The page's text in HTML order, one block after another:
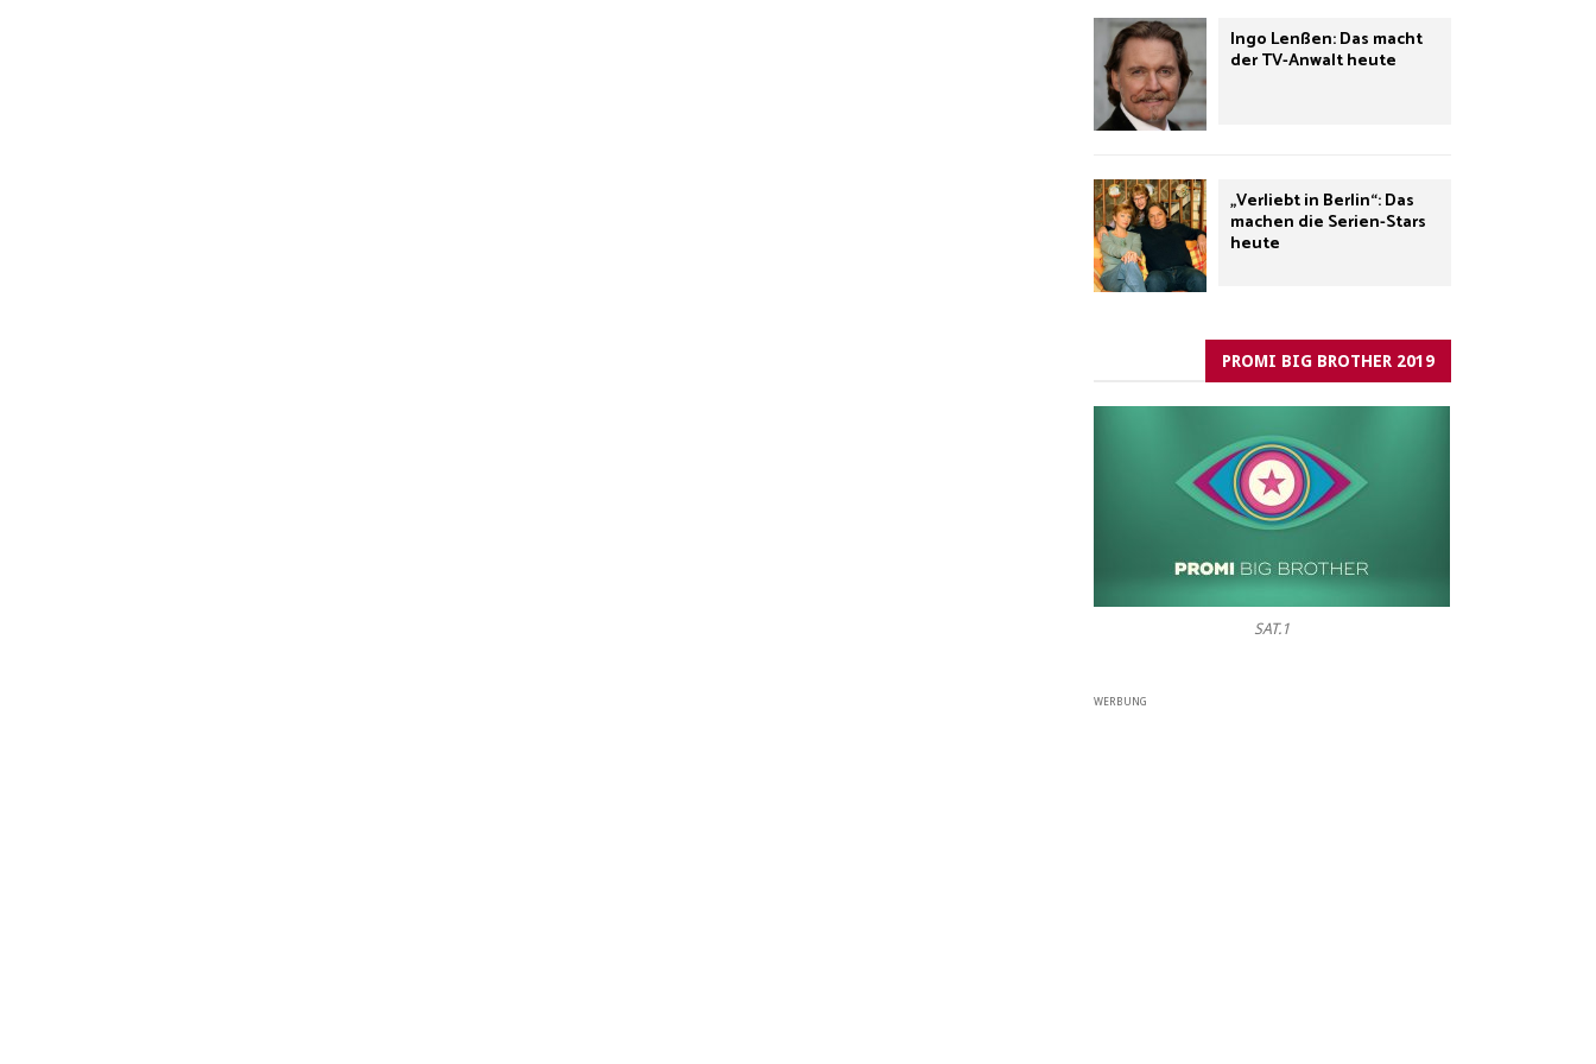
Ingo Lenßen: Das macht
der TV-Anwalt heute
„Verliebt in Berlin“: Das
machen die Serien-Stars
heute
PROMI BIG BROTHER 2019
SAT.1
WERBUNG